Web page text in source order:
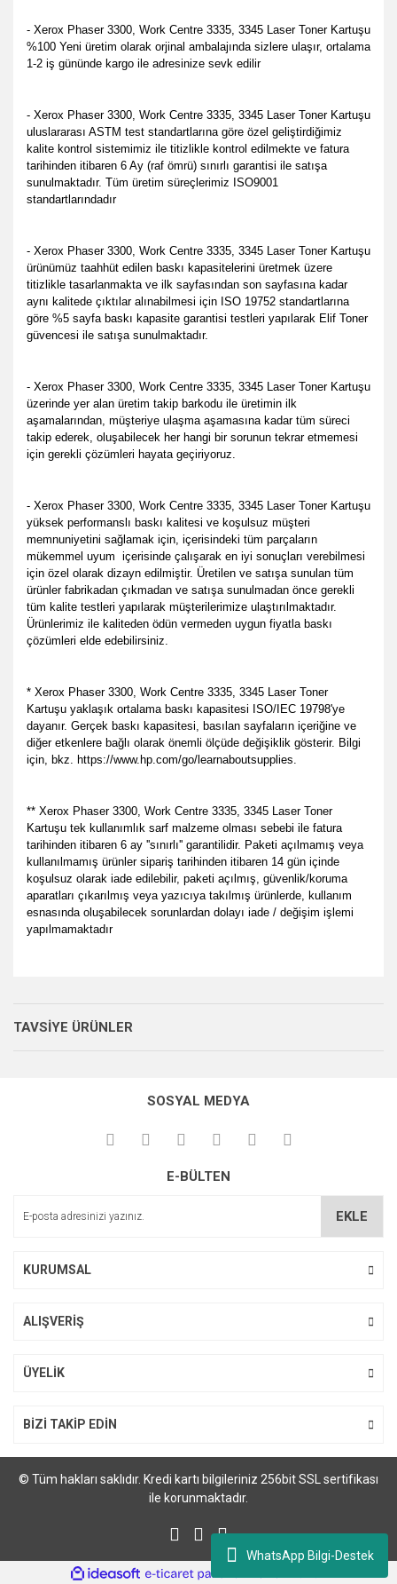
WhatsApp Bilgi-Destek
- Xerox Phaser 3300, Work Centre 3335, 3345 Laser Toner Kartuşu
%100 Yeni üretim olarak orjinal ambalajında sizlere ulaşır, ortalama
1-2 iş gününde kargo ile adresinize sevk edilir
- Xerox Phaser 3300, Work Centre 3335, 3345 Laser Toner Kartuşu
u luslararası ASTM test standartlarına göre özel geliştirdiğimiz
kalite kontrol sistemimiz ile titizlikle kontrol edilmekte ve fatura
tarihinden itibaren 6 Ay (raf ömrü) sınırlı garantisi ile satışa
sunulmaktadır. Tüm üretim süreçlerimiz ISO9001
standartlarındadır
- Xerox Phaser 3300, Work Centre 3335, 3345 Laser Toner Kartuşu
ürünümüz taahhüt edilen baskı kapasitelerini üretmek üzere
titizlikle tasarlanmakta ve ilk sayfasından son sayfasına kadar
aynı kalitede çıktılar alınabilmesi için ISO 19752 standartlarına
göre %5 sayfa baskı kapasite garantisi testleri yapılarak Elif Toner
güvencesi ile satışa sunulmaktadır.
- Xerox Phaser 3300, Work Centre 3335, 3345 Laser Toner Kartuşu
üzerinde yer alan üretim takip barkodu ile üretimin ilk
aşamalarından, müşteriye ulaşma aşamasına kadar tüm süreci
takip ederek, oluşabilecek her hangi bir sorunun tekrar etmemesi
için gerekli çözümleri hayata geçiriyoruz.
- Xerox Phaser 3300, Work Centre 3335, 3345 Laser Toner Kartuşu
yüksek performanslı baskı kalitesi ve koşulsuz müşteri
memnuniyetini sağlamak için, içerisindeki tüm parçaların
mükemmel uyum içerisinde çalışarak en iyi sonuçları verebilmesi
için özel olarak dizayn edilmiştir. Üretilen ve satışa sunulan tüm
ürünler fabrikadan çıkmadan ve satışa sunulmadan önce gerekli
tüm kalite testleri yapılarak müşterilerimize ulaştırılmaktadır.
Ürünlerimiz ile kaliteden ödün vermeden uygun fiyatla baskı
çözümleri elde edebilirsiniz.
* Xerox Phaser 3300, Work Centre 3335, 3345 Laser Toner
Kartuşu yaklaşık ortalama baskı kapasitesi ISO/IEC 19798'ye
dayanır. Gerçek baskı kapasitesi, basılan sayfaların içeriğine ve
diğer etkenlere bağlı olarak önemli ölçüde değişiklik gösterir. Bilgi
için, bkz. https://www.hp.com/go/learnaboutsupplies.
** Xerox Phaser 3300, Work Centre 3335, 3345 Laser Toner
Kartuşu tek kullanımlık sarf malzeme olması sebebi ile fatura
tarihinden itibaren 6 ay ''sınırlı'' garantilidir. Paketi açılmamış veya
kullanılmamış ürünler sipariş tarihinden itibaren 14 gün içinde
koşulsuz olarak iade edilebilir, paketi açılmış, güvenlik/koruma
aparatları çıkarılmış veya yazıcıya takılmış ürünlerde, kullanım
esnasında oluşabilecek sorunlardan dolayı iade / değişim işlemi
yapılmamaktadır
kullanarak tarafımıza iletebilirsiniz.
Görüş ve önerileriniz için teşekkür ederiz.
Ürün açıklamasında eksik bilgiler bulunuyor.
Bu ürüne benzer farklı alternatifler olmalı.
P... E... | 23/08/2024
Sebahattin Özcan | 18/07/2024
TAVSİYE ÜRÜNLER
SOSYAL MEDYA
E-BÜLTEN
EKLE
KURUMSAL
ALIŞVERİŞ
ÜYELİK
BİZİ TAKİP EDİN
© Tüm hakları saklıdır. Kredi kartı bilgileriniz 256bit SSL sertifikası
ile korunmaktadır.
ideasoft